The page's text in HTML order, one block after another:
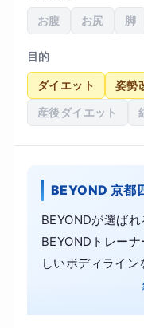
お腹 お尻 脚
目的
ダイエット 姿勢
産後ダイエット
BEYOND 京都
BEYONDが選ば
BEYONDトレー
しいボディライ
ーは、主に体の